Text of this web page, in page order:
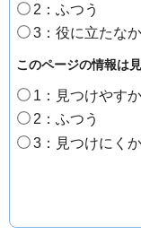
2：ふつう
3：役に立たな
このページの情報は
1：見つけやす
2：ふつう
3：見つけにく